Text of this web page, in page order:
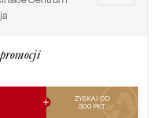
ZYSKAJ OD
300 PKT